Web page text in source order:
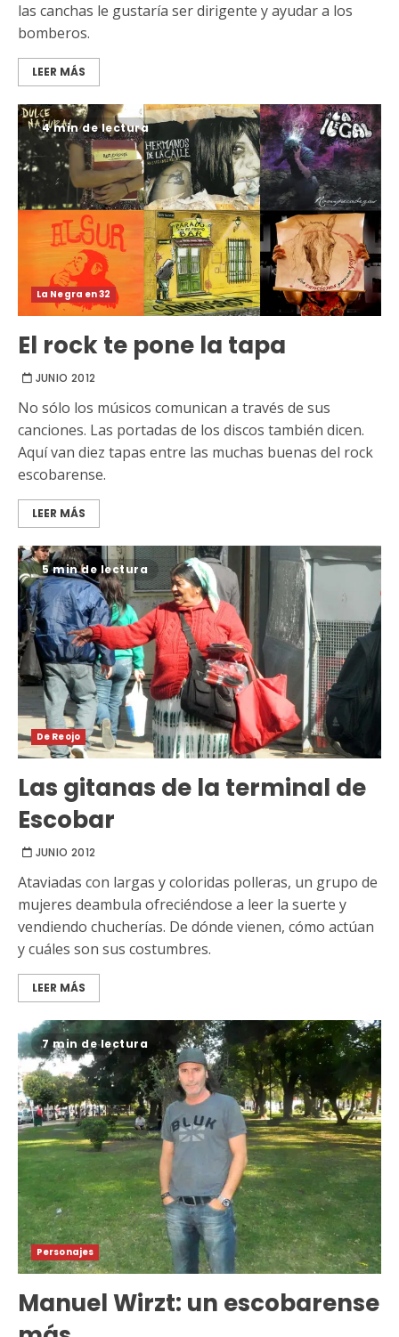
las canchas le gustaría ser dirigente y ayudar a los
bomberos.
LEER MÁS
4 min de lectura
La Negra en 32
El rock te pone la tapa
JUNIO 2012
No sólo los músicos comunican a través de sus
canciones. Las portadas de los discos también dicen.
Aquí van diez tapas entre las muchas buenas del rock
escobarense.
LEER MÁS
5 min de lectura
De Reojo
Las gitanas de la terminal de
Escobar
JUNIO 2012
Ataviadas con largas y coloridas polleras, un grupo de
mujeres deambula ofreciéndose a leer la suerte y
vendiendo chucherías. De dónde vienen, cómo actúan
y cuáles son sus costumbres.
LEER MÁS
7 min de lectura
Personajes
Manuel Wirzt: un escobarense